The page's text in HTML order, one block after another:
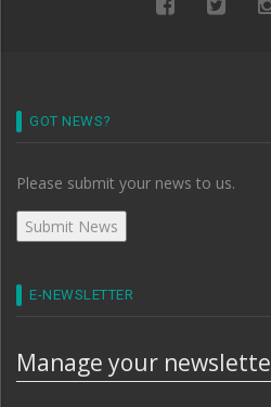
GOT NEWS?
Please submit your news to us.
E-NEWSLETTER
Manage your